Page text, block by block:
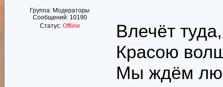
Группа: Модераторы
Сообщений: 10190
Статус: Offline
Влечёт
Красою
Мы ждём